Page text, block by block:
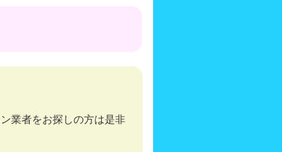
業者をお探しの方は是非